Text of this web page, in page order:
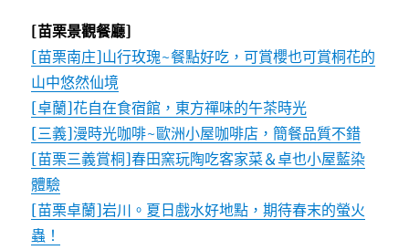
[苗栗景觀餐廳]
[苗栗南庄]山行玫瑰~餐點好吃，可賞櫻也可賞桐花的
山中悠然仙境
[卓蘭]花自在食宿館，東方禪味的午茶時光
[三義]漫時光咖啡~歐洲小屋咖啡店，簡餐品質不錯
[苗栗三義賞桐]春田窯玩陶吃客家菜＆卓也小屋藍染
體驗
[苗栗卓蘭]岩川。夏日戲水好地點，期待春末的螢火
蟲！